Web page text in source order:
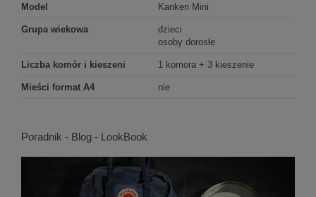
Model Kanken Mini
Grupa wiekowa
dzieci
osoby dorosłe
Liczba komór i kieszeni 1 komora + 3 kieszenie
Mieści format A4 nie
Poradnik - Blog - LookBook